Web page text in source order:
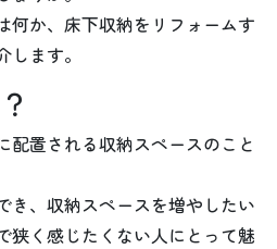
何か、床下収納をリフォームす
ます。
配置される収納スペースのこと
き、収納スペースを増やしたい
狭く感じたくない人にとって魅